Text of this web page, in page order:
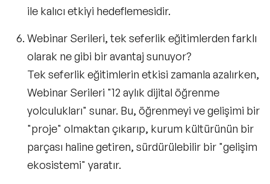
ile kalıcı etkiyi hedeflemesidir.
Webinar Serileri, tek seferlik eğitimlerden farklı
olarak ne gibi bir avantaj sunuyor?
Tek seferlik eğitimlerin etkisi zamanla azalırken,
Webinar Serileri "12 aylık dijital öğrenme
yolculukları" sunar. Bu, öğrenmeyi ve gelişimi bir
"proje" olmaktan çıkarıp, kurum kültürünün bir
parçası haline getiren, sürdürülebilir bir "gelişim
ekosistemi" yaratır.